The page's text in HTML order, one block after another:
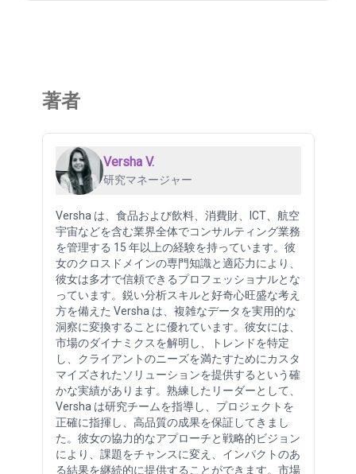
著者
Versha V.
研究マネージャー
Versha は、食品および飲料、消費財、ICT、航空
宇宙などを含む業界全体でコンサルティング業務
を管理する 15 年以上の経験を持っています。彼
女のクロスドメインの専門知識と適応力により、
彼女は多才で信頼できるプロフェッショナルとな
っています。鋭い分析スキルと好奇心旺盛な考え
方を備えた Versha は、複雑なデータを実用的な
洞察に変換することに優れています。彼女には、
市場のダイナミクスを解明し、トレンドを特定
し、クライアントのニーズを満たすためにカスタ
マイズされたソリューションを提供するという確
かな実績があります。熟練したリーダーとして、
Versha は研究チームを指導し、プロジェクトを
正確に指揮し、高品質の成果を保証してきまし
た。彼女の協力的なアプローチと戦略的ビジョン
により、課題をチャンスに変え、インパクトのあ
る結果を継続的に提供することができます。市場